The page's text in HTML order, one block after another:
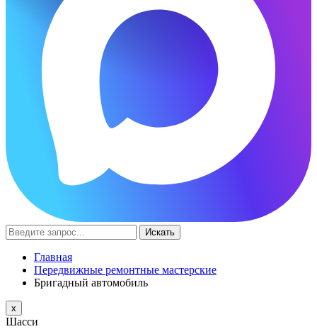
Искать
Главная
Передвижные ремонтные мастерские
Бригадный автомобиль
x
Шасси